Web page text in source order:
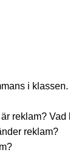
i
reklam? Vad
reklam?